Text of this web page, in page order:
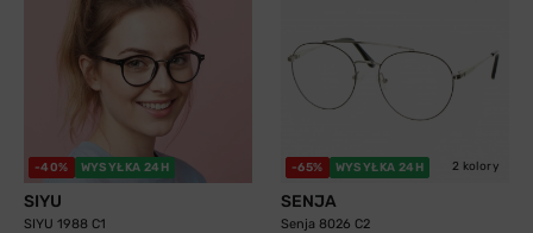
-40% WYSYŁKA 24H
SIYU
SIYU 1988 C1
-65% WYSYŁKA 24H 2 kolory
SENJA
Senja 8026 C2